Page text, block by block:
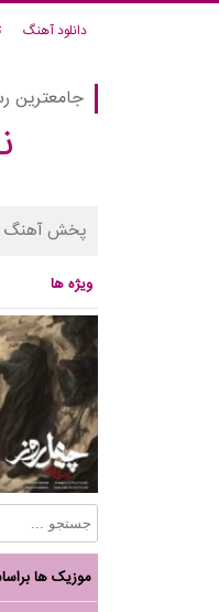
دانلود آهنگ
جامعترین
پخش آهنگ
ویژه ها
موزیک ها